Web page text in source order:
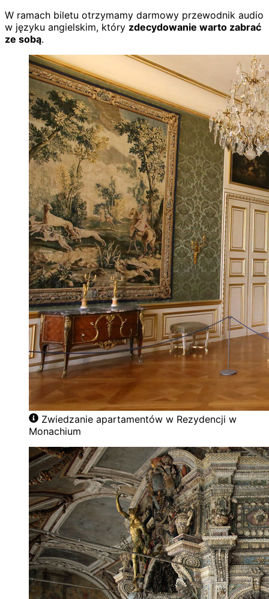
W ramach biletu otrzymamy darmowy przewodnik audio
w języku angielskim, który zdecydowanie warto zabrać
ze sobą.
Zwiedzanie apartamentów w Rezydencji w
Monachium